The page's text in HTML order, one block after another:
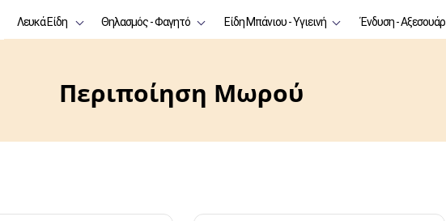
Λευκά Είδη Θηλασμός - Φαγητό Είδη Μπάνιου - Υγιεινή Ένδυση - Αξεσουάρ
Περιποίηση Μωρού